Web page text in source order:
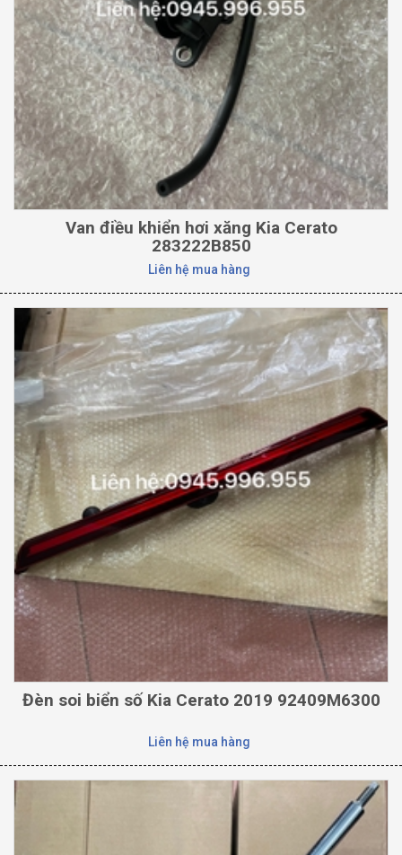
Van điều khiển hơi xăng Kia Cerato
283222B850
Liên hệ mua hàng
Đèn soi biển số Kia Cerato 2019 92409M6300
Liên hệ mua hàng